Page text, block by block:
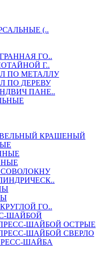
(..
ГО..
Г..
ПО МЕТАЛЛУ
ПО ДЕРЕВУ
ПАНЕ..
КРАШЕНЫЙ
ГО..
ШАЙБОЙ
ШАЙБОЙ ОСТРЫЕ
ШАЙБОЙ СВЕРЛО
ШАЙБА